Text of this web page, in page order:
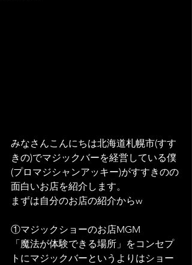
みなさんこんにちは北海道札幌市(すす
きの)でマジックバーを経営している僕
(プロマジシャンアッキー)がすすきのの
面白いお店を紹介します。
まずは自分のお店の紹介からw
①マジックショーのお店MGM
「魔法が体験できる場所」をコンセプ
トにマジックバーというよりはショー